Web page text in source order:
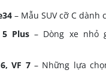
– Mẫu SUV cỡ C dành
5 Plus – Dòng xe nhỏ
VF 7– Những lựa